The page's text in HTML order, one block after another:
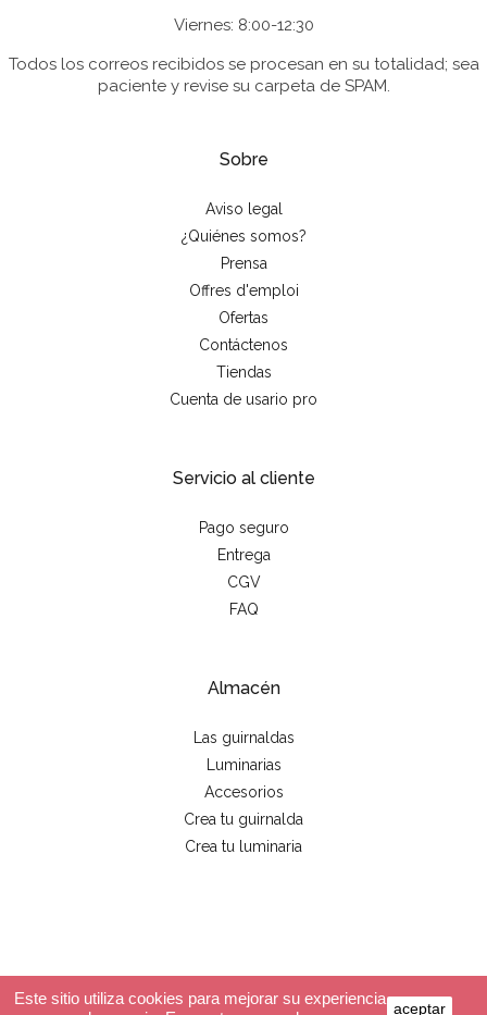
Viernes: 8:00-12:30
Todos los correos recibidos se procesan en su totalidad; sea
paciente y revise su carpeta de SPAM.
Sobre
Aviso legal
¿Quiénes somos?
Prensa
Offres d'emploi
Ofertas
Contáctenos
Tiendas
Cuenta de usario pro
Servicio al cliente
Pago seguro
Entrega
CGV
FAQ
Almacén
Las guirnaldas
Luminarias
Accesorios
Crea tu guirnalda
Crea tu luminaria
Este sitio utiliza cookies para mejorar su experiencia
aceptar
© 2026 - La case de cousin Paul